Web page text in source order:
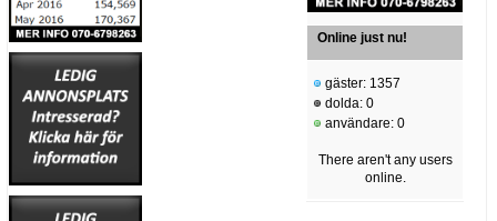
Online just nu!
gäster: 1357
dolda: 0
användare: 0
There aren't any users
online.